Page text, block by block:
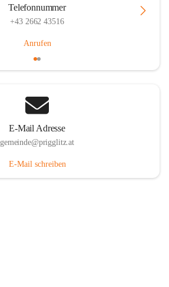
Telefonnummer
+43 2662 43516
Anrufen
E-Mail Adresse
gemeinde@prigglitz.at
E-Mail schreiben